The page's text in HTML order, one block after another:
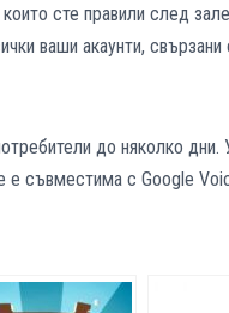
сте правили след
ваши акаунти,
до няколко дни.
е съвместима с Google